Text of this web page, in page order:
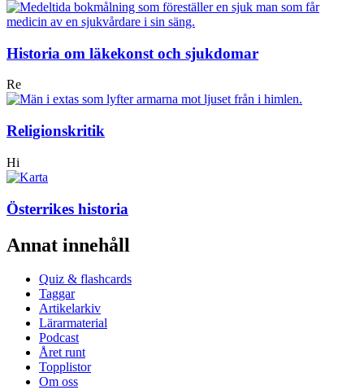
Historia om läkekonst och sjukdomar
Re
Religionskritik
Hi
Österrikes historia
Annat innehåll
Quiz & flashcards
Taggar
Artikelarkiv
Lärarmaterial
Podcast
Året runt
Topplistor
Om oss